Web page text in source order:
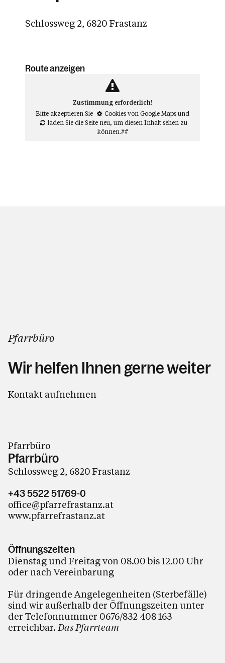
Schlossweg 2, 6820 Frastanz
Route anzeigen
Zustimmung erforderlich!
Bitte akzeptieren Sie
Cookies von Google Mapsund
laden Sie die Seite neu, um diesen Inhalt sehen zu
können.##
Pfarrbüro
Wir helfen Ihnen gerne weiter
Kontakt aufnehmen
Pfarrbüro
Pfarrbüro
Schlossweg 2, 6820 Frastanz
+43 5522 51769-0
office@pfarrefrastanz.at
www.pfarrefrastanz.at
Öffnungszeiten
Dienstag und Freitag von 08.00 bis 12.00 Uhr
oder nach Vereinbarung
Für dringende Angelegenheiten (Sterbefälle)
sind wir außerhalb der Öffnungszeiten unter
der Telefonnummer 0676/832 408 163
erreichbar. Das Pfarrteam